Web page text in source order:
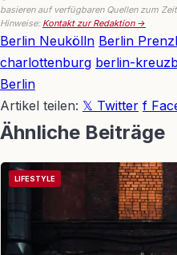
basieren auf verfügbaren Quellen zum
Hinweise: Kontakt zur Redaktion →
Berlin Neukölln Berlin
charlottenburg berlin-
Berlin
Artikel teilen: 𝕏 Twitter f
Ähnliche Beiträge
LIFESTYLE